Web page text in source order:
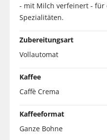
- mit Milch verfeinert - für
Spezialitäten.
Zubereitungsart
Vollautomat
Kaffee
Caffè Crema
Kaffeeformat
Ganze Bohne